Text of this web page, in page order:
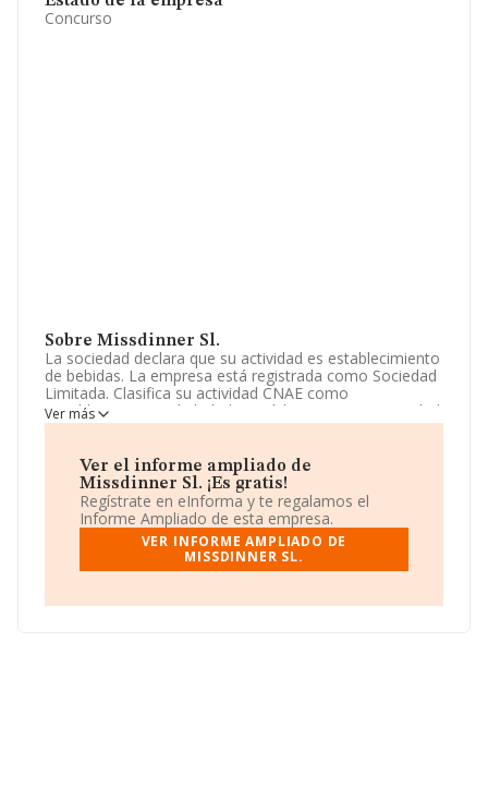
Concurso
Sobre Missdinner Sl.
La sociedad declara que su actividad es establecimiento
de bebidas. La empresa está registrada como Sociedad
Limitada. Clasifica su actividad CNAE como
'Establecimientos de bebidas', código 5630. La sociedad
no tiene actividad en mercados exteriores.
La sociedad Missdinner S.L, con CIF B44601920, tiene
su domicilio social establecido en Calle Marques
D'asprella núm. 43 1, (03201), en el municipio de Elche,
en Alicante, Comunidad Valenciana.
En base a la información de la que dispone INFORMA
sobre 66.566 compañías, en el ámbito nacional la
se calcula un promedio de facturación de 82 mil euros
Ver más
Ver el informe ampliado de
Missdinner Sl. ¡Es gratis!
Regístrate en eInforma y te regalamos el
Informe Ampliado de esta empresa.
VER INFORME AMPLIADO DE
MISSDINNER SL.